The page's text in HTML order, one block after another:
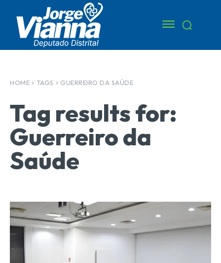
HOME TAGS GUERREIRO DA SAÚDE
Tag results for:
Guerreiro da
Saúde